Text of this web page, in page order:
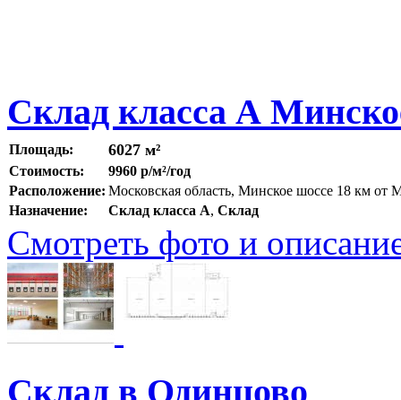
Склад класса А
Площадь: 6027 м²
Стоимость:
9960 р/м²/год
Расположение: Московская область, Минское шоссе 18 км
Назначение:
Склад класса A, Склад
Смотреть фото и
Склад в Одинцово